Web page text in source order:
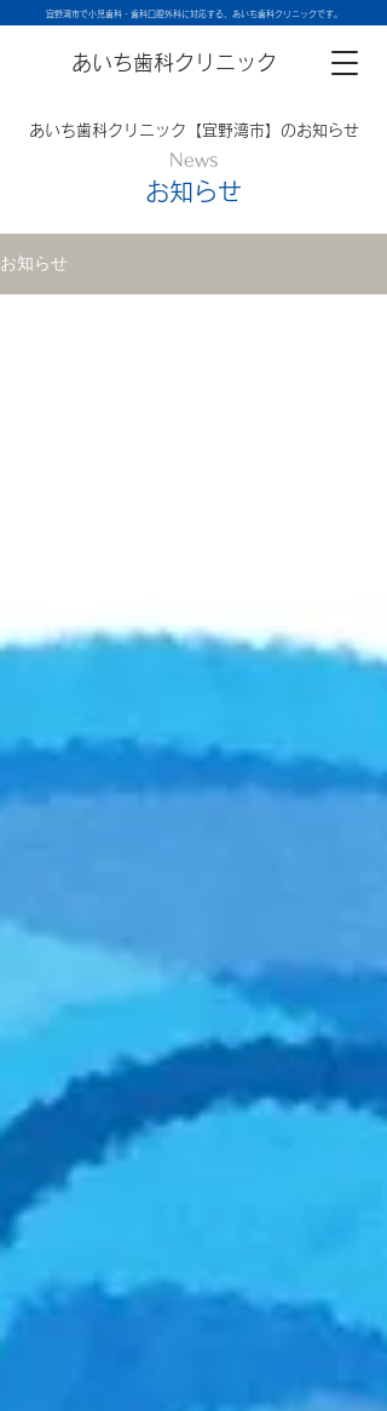
宜野湾市で小児歯科・歯科口腔外科に対応する、あいち歯科クリニックです。
あいち歯科クリニック
あいち歯科クリニック【宜野湾市】のお知らせ
News
お知らせ
お知らせ